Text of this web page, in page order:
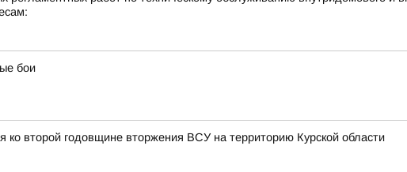
бои
ко второй годовщине вторжения ВСУ на территорию Курской области